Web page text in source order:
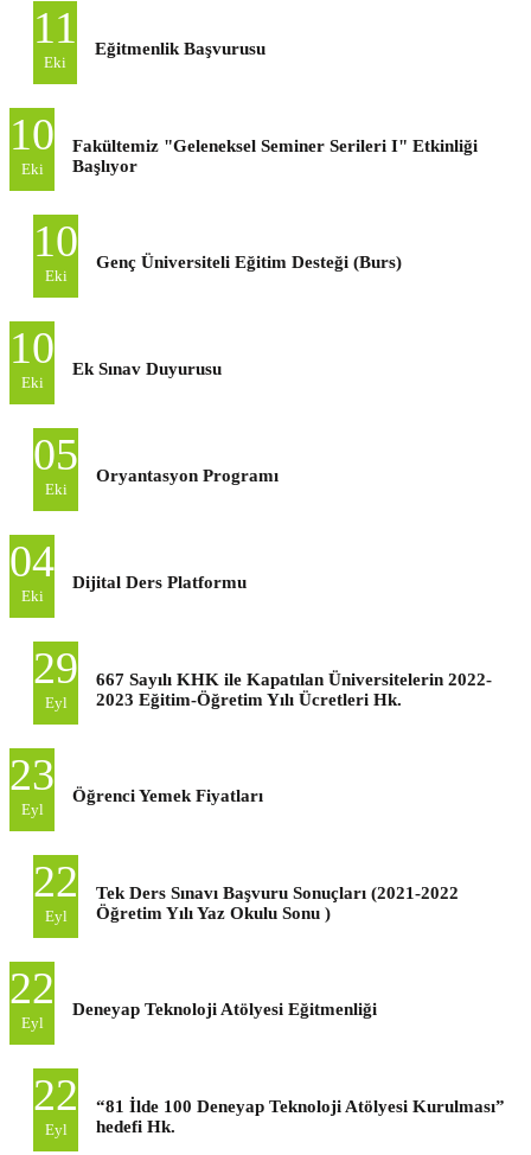
11
Eki
Eğitmenlik Başvurusu
10
Eki
Fakültemiz "Geleneksel Seminer Serileri I" Etkinliği
Başlıyor
10
Eki
Genç Üniversiteli Eğitim Desteği (Burs)
10
Eki
Ek Sınav Duyurusu
05
Eki
Oryantasyon Programı
04
Eki
Dijital Ders Platformu
29
Eyl
667 Sayılı KHK ile Kapatılan Üniversitelerin 2022-
2023 Eğitim-Öğretim Yılı Ücretleri Hk.
23
Eyl
Öğrenci Yemek Fiyatları
22
Eyl
Tek Ders Sınavı Başvuru Sonuçları (2021-2022
Öğretim Yılı Yaz Okulu Sonu )
22
Eyl
Deneyap Teknoloji Atölyesi Eğitmenliği
22
Eyl
“81 İlde 100 Deneyap Teknoloji Atölyesi Kurulması”
hedefi Hk.